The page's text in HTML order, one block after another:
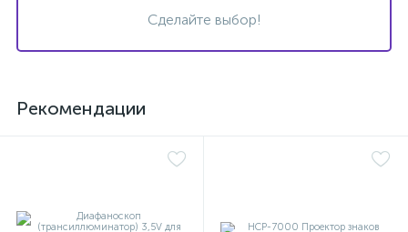
Сделайте выбор!
Рекомендации